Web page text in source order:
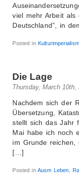
viel mehr Arbeit als
Deutschland”, in
Posted in
Die Lage
Thursday, March 10th,
Nachdem sich der
Übersetzung,
stellt sich das Jahr
Mai habe ich noch
im Grunde reichen,
[…]
Posted inAusm Leben